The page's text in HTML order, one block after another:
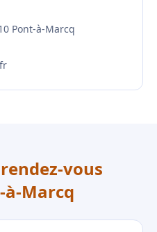
Pont-à-Marcq
vous
à-Marcq